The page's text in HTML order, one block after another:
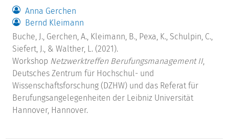
Anna Gerchen
Bernd Kleimann
Buche, J., Gerchen, A., Kleimann, B., Pexa, K., Schulpin, C.,
Siefert, J., & Walther, L. (2021).
Workshop Netzwerktreffen Berufungsmanagement II,
Deutsches Zentrum für Hochschul- und
Wissenschaftsforschung (DZHW) und das Referat für
Berufungsangelegenheiten der Leibniz Universität
Hannover, Hannover.